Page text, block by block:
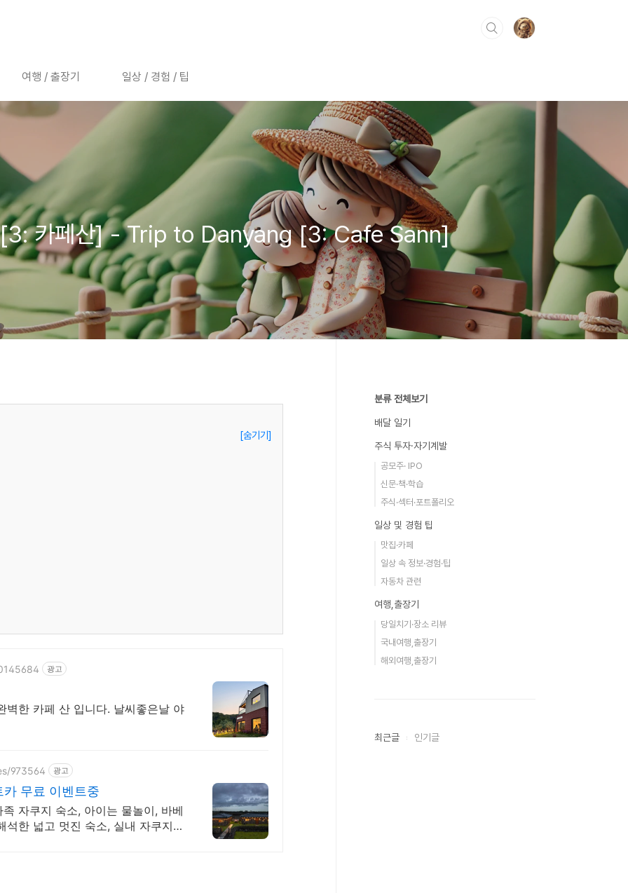
여행 / 출장기 일상 / 경험 / 팁
[3: 카페산] - Trip to Danyang [3: Cafe Sann]
[숨기기]
광고
벽한 카페 산 입니다. 날씨좋은날 야
973564 광고
무료 이벤트중
자쿠지 숙소, 아이는 물놀이, 바베
석한 넓고 멋진 숙소, 실내 자쿠지,
분류 전체보기
배달 일기
주식 투자·자기계발
공모주· IPO
신문·책·학습
주식·섹터·포트폴리오
일상 및 경험 팁
맛집·카페
일상 속 정보·경험·팁
자동차 관련
여행,출장기
당일치기·장소 리뷰
국내여행,출장기
해외여행,출장기
최근글 인기글